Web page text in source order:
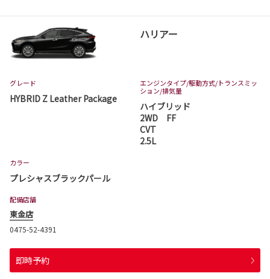
ハリアー
グレード
HYBRID Z Leather Package
エンジンタイプ/駆動方式/トランスミッ
ション/排気量
ハイブリッド
2WD FF
CVT
2.5L
カラー
プレシャスブラックパール
配備店舗
東金店
0475-52-4391
即時予約